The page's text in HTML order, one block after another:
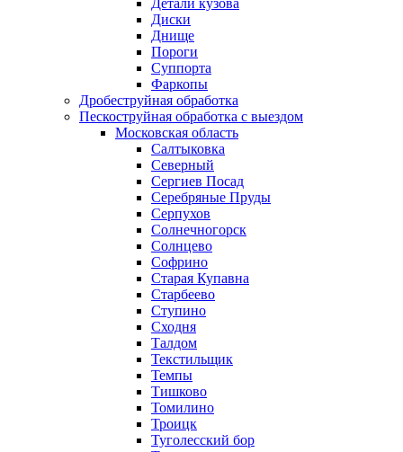
Диски
Днище
Пороги
Суппорта
Фаркопы
Дробеструйная обработка
Пескоструйная обработка с выездом
Московская область
Салтыковка
Северный
Сергиев Посад
Серебряные Пруды
Серпухов
Солнечногорск
Солнцево
Софрино
Старая Купавна
Старбеево
Ступино
Сходня
Талдом
Текстильщик
Темпы
Тишково
Томилино
Троицк
Туголесский бор